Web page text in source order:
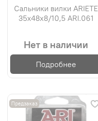
Сальники вилки ARIETE
35х48х8/10,5 ARI.061
Нет в наличии
Подробнее
Предзаказ